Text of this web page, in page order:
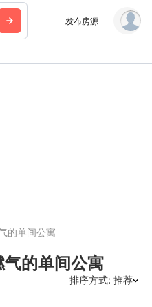
发布房源
的单间公寓
的单间公寓
排序方式: 推荐